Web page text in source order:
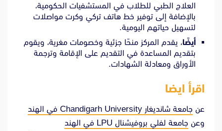
العلاج الطبي للطلاب في المستشفيات الحكومية،
بالإضافة إلى توفير خط هاتف تركي وكرت مواصلات
لتسهيل حياتهم اليومية.
أيضًا، يقدم المركز منحًا جزئية وخصومات مغرية، ويقوم
بتقديم المساعدة في التقديم على الإقامة وترجمة
الأوراق ومعادلة الشهادات.
اقرأ ايضا
عن جامعة شانديغار Chandigarh University في الهند
وعن جامعة لفلي بروفيشنال LPU في الهند